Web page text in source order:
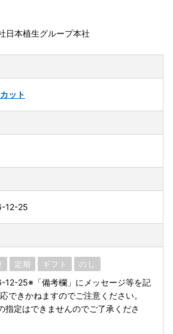
日本植生グループ本社
ット
12-25
定期 ギフト のし
25※「備考欄」にメッセージ等を記
できかねますのでご注意ください。
指定はできませんのでご了承くださ